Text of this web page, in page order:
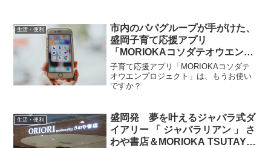
生活・便利
市内のパパグループが手がけた、
盛岡子育て応援アプリ
「MORIOKAコソダテオウエンプ
ロジェクト」が便利そう
子育て応援アプリ「MORIOKAコソダテ
オウエンプロジェクト」は、もうお使い
ですか？
生活・便利
盛岡発 夢を叶えるジャバラ式ダ
イアリー 「 ジャバラリアン 」 さ
わや書店＆MORIOKA TSUTAYA